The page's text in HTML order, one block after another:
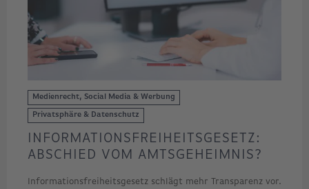
Medienrecht, Social Media & Werbung
Privatsphäre & Datenschutz
INFORMATIONSFREIHEITSGESETZ:
ABSCHIED VOM AMTSGEHEIMNIS?
Informationsfreiheitsgesetz schlägt mehr Transparenz vor.